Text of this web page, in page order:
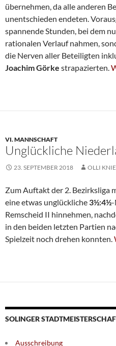
übernehmen, da alle anderen
unentschieden endeten.
spannende Stunden, bei dem
rationalen Verlauf nahmen,
die Nerven aller Beteiligten
Joachim Görke strapazierten.
VI. MANNSCHAFT
Unglückliche
23. SEPTEMBER 2018 OLLI
Zum Auftakt der 2. Bezirksliga
eine etwas unglückliche 3½:4½-
Remscheid II hinnehmen,
in den beiden letzten Partien
Spielzeit noch drehen konnten.
SOLINGER
Ausschreibung